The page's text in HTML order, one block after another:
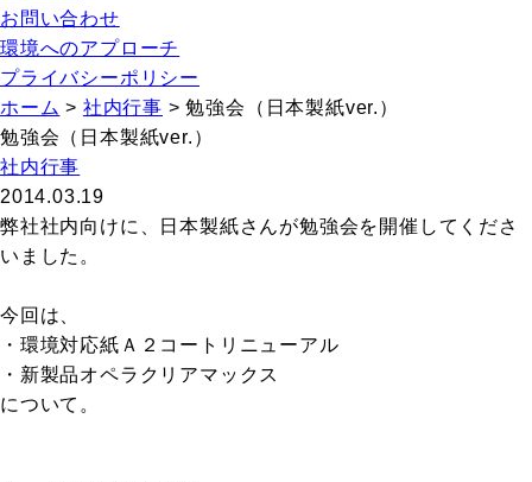
お問い合わせ
環境へのアプローチ
プライバシーポリシー
ホーム > 社内行事 >勉強会（日本製紙ver.）
勉強会（日本製紙ver.）
社内行事
2014.03.19
弊社社内向けに、日本製紙さんが勉強会を開催してくださ
いました。
今回は、
・環境対応紙Ａ２コートリニューアル
・新製品オペラクリアマックス
について。